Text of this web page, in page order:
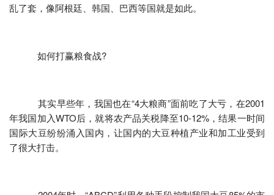
乱了套，像阿根廷、韩国、巴西等国就是如此。
如何打赢粮食战?
其实早些年，我国也在“4大粮商”面前吃了大亏，在2001
年我国加入WTO后，就将农产品关税降至10-12%，结果一时间
国际大豆纷纷涌入国内，让国内的大豆种植产业和加工业受到
了很大打击。